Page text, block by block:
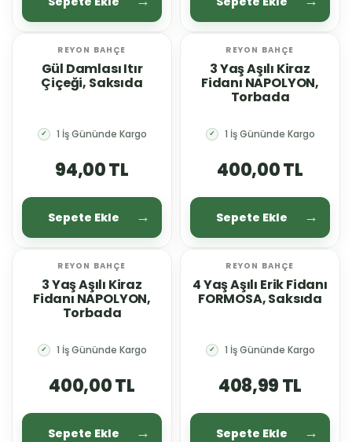
REYON BAHÇE
Gül Damlası Itır
Çiçeği, Saksıda
✓ 1 İş Gününde Kargo
94,00 TL
Sepete Ekle
REYON BAHÇE
3 Yaş Aşılı Kiraz
Fidanı NAPOLYON,
Torbada
✓ 1 İş Gününde Kargo
400,00 TL
Sepete Ekle
REYON BAHÇE
3 Yaş Aşılı Kiraz
Fidanı NAPOLYON,
Torbada
✓ 1 İş Gününde Kargo
400,00 TL
Sepete Ekle
REYON BAHÇE
4 Yaş Aşılı Erik Fidanı
FORMOSA, Saksıda
✓ 1 İş Gününde Kargo
408,99 TL
Sepete Ekle